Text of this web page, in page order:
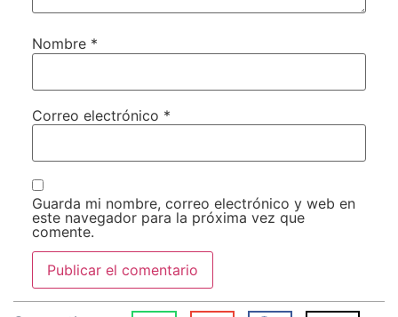
Nombre *
Correo electrónico *
Guarda mi nombre, correo electrónico y web en
este navegador para la próxima vez que
comente.